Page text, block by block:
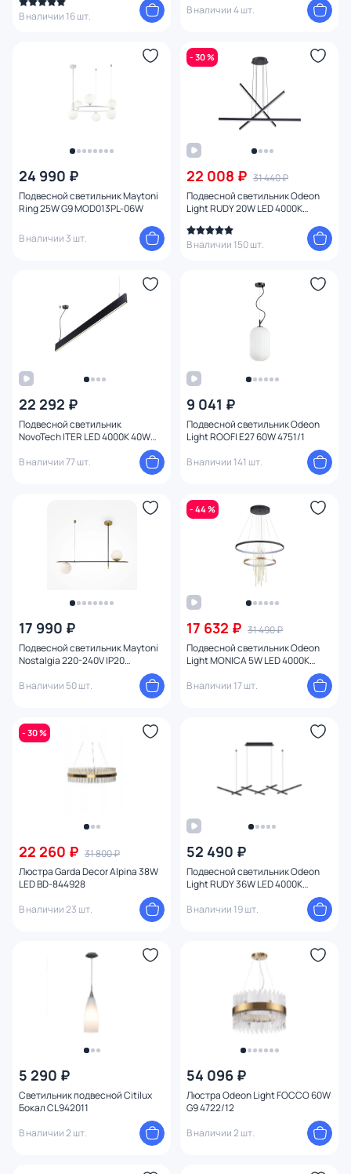
В наличии 16 шт. В наличии 4 шт.
24 990 ₽
Подвесной светильник Maytoni
Ring 25W G9 MOD013PL-06W
В наличии 3 шт.
- 30 %
22 008 ₽ 31 440 ₽
Подвесной светильник Odeon
Light RUDY 20W LED 4000К
В наличии 150 шт.
22 292 ₽
Подвесной светильник
NovoTech ITER LED 4000K 40W
В наличии 77 шт.
9 041 ₽
Подвесной светильник Odeon
Light ROOFI E27 60W 4751/1
В наличии 141 шт.
17 990 ₽
Подвесной светильник Maytoni
Nostalgia 220-240V IP20
В наличии 50 шт.
- 44 %
17 632 ₽ 31 490 ₽
Подвесной светильник Odeon
Light MONICA 5W LED 4000К
В наличии 17 шт.
- 30 %
22 260 ₽ 31 800 ₽
Люстра Garda Decor Alpina 38W
LED BD-844928
В наличии 23 шт.
52 490 ₽
Подвесной светильник Odeon
Light RUDY 36W LED 4000К
В наличии 19 шт.
5 290 ₽
Светильник подвесной Citilux
Бокал CL942011
В наличии 2 шт.
54 096 ₽
Люстра Odeon Light FOCCO 60W
G9 4722/12
В наличии 2 шт.